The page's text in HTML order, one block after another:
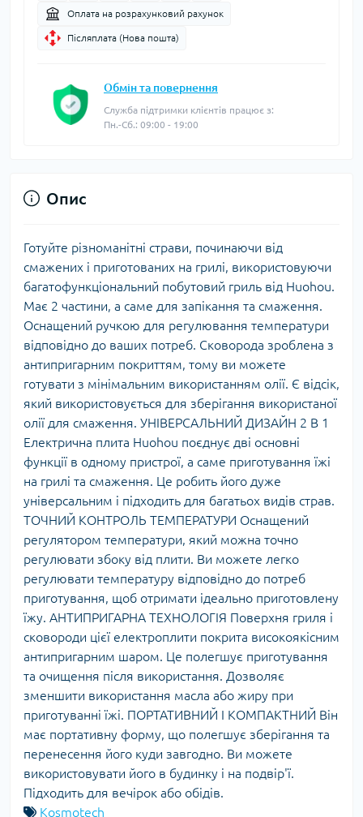
Оплата на розрахунковий рахунок
Післяплата (Нова пошта)
Обмін та повернення
Служба підтримки клієнтів працює з:
Пн.-Сб.: 09:00 - 19:00
Опис
Готуйте різноманітні страви, починаючи від
смажених і приготованих на грилі, використовуючи
багатофункціональний побутовий гриль від Huohou.
Має 2 частини, а саме для запікання та смаження.
Оснащений ручкою для регулювання температури
відповідно до ваших потреб. Сковорода зроблена з
антипригарним покриттям, тому ви можете
готувати з мінімальним використанням олії. Є відсік,
який використовується для зберігання використаної
олії для смаження. УНІВЕРСАЛЬНИЙ ДИЗАЙН 2 В 1
Електрична плита Huohou поєднує дві основні
функції в одному пристрої, а саме приготування їжі
на грилі та смаження. Це робить його дуже
універсальним і підходить для багатьох видів страв.
ТОЧНИЙ КОНТРОЛЬ ТЕМПЕРАТУРИ Оснащений
регулятором температури, який можна точно
регулювати збоку від плити. Ви можете легко
регулювати температуру відповідно до потреб
приготування, щоб отримати ідеально приготовлену
їжу. АНТИПРИГАРНА ТЕХНОЛОГІЯ Поверхня гриля і
сковороди цієї електроплити покрита високоякісним
антипригарним шаром. Це полегшує приготування
та очищення після використання. Дозволяє
зменшити використання масла або жиру при
приготуванні їжі. ПОРТАТИВНИЙ І КОМПАКТНИЙ Він
має портативну форму, що полегшує зберігання та
перенесення його куди завгодно. Ви можете
використовувати його в будинку і на подвір'ї.
Підходить для вечірок або обідів.
Kosmotech